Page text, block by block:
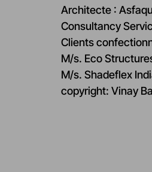
Architecte :
Consultancy
Clients
M/s. Eco
M/s. Shadeflex
copyright: Vinay